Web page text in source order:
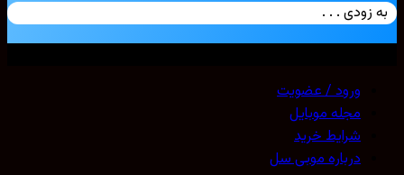
زودی . . .
ورود / عضویت
مجله موبایل
شرایط خرید
درباره موبی سل